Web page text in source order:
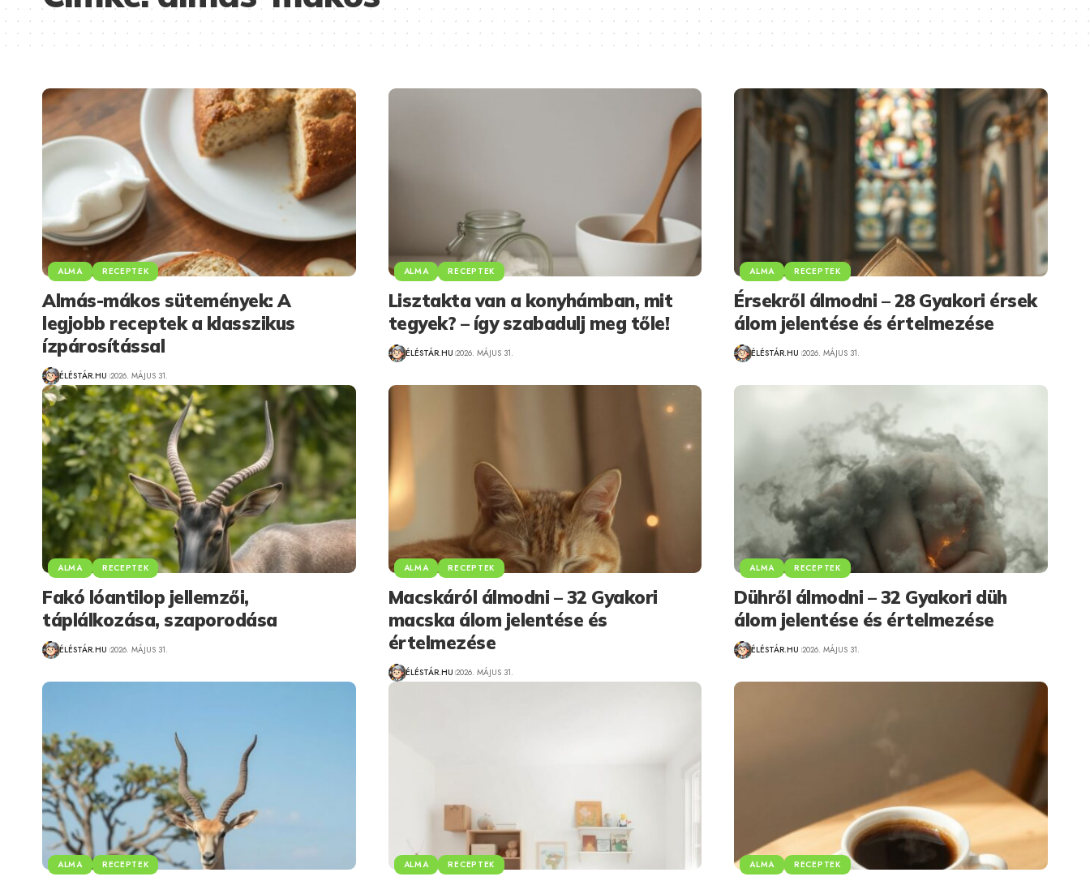
ALMA RECEPTEK
Almás-mákos sütemények: A
legjobb receptek a klasszikus
ízpárosítással
ÉLÉSTÁR.HU 2026. MÁJUS 31.
ALMA RECEPTEK
Lisztakta van a konyhámban, mit
tegyek? – így szabadulj meg tőle!
ÉLÉSTÁR.HU 2026. MÁJUS 31.
ALMA RECEPTEK
Érsekről álmodni – 28 Gyakori érsek
álom jelentése és értelmezése
ÉLÉSTÁR.HU 2026. MÁJUS 31.
ALMA RECEPTEK
Fakó lóantilop jellemzői,
táplálkozása, szaporodása
ÉLÉSTÁR.HU 2026. MÁJUS 31.
ALMA RECEPTEK
Macskáról álmodni – 32 Gyakori
macska álom jelentése és
értelmezése
ÉLÉSTÁR.HU 2026. MÁJUS 31.
ALMA RECEPTEK
Dühről álmodni – 32 Gyakori düh
álom jelentése és értelmezése
ÉLÉSTÁR.HU 2026. MÁJUS 31.
ALMA RECEPTEK ALMA RECEPTEK ALMA RECEPTEK